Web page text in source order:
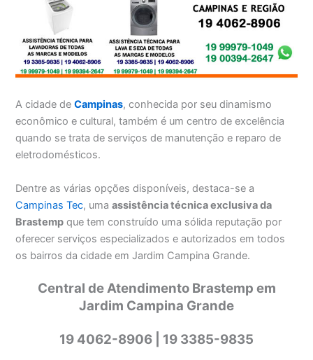
A cidade deCampinas, conhecida por seu dinamismo
econômico e cultural, também é um centro de excelência
quando se trata de serviços de manutenção e reparo de
eletrodomésticos.
Dentre as várias opções disponíveis, destaca-se a
Campinas Tec, umaassistência técnica exclusiva da
Brastemp que tem construído uma sólida reputação por
oferecer serviços especializados e autorizados em todos
os bairros da cidade em Jardim Campina Grande.
Central de Atendimento Brastemp em
Jardim Campina Grande
19 4062-8906 | 19 3385-9835